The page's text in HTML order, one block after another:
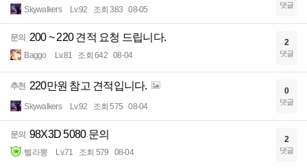
Skywalkers Lv.92 조회 383 08-05 댓글
문의 200 ~ 220 견적 요청 드립니다.
Baggo Lv.81 조회 642 08-04
2
댓글
추천 220만원 참고 견적입니다.
Skywalkers Lv.92 조회 575 08-04
0
댓글
문의 98X3D 5080 문의
삘라뽕 Lv.71 조회 579 08-04
2
댓글